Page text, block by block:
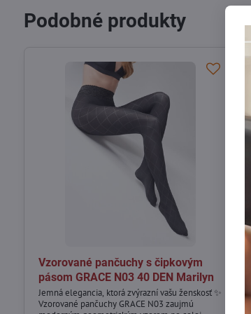
Podobné produkty
Vzorované pančuchy s čipkovým
pásom GRACE N03 40 DEN Marilyn
Jemná elegancia, ktorá zvýrazní vašu ženskosť ✨
Vzorované pančuchy GRACE N03 zaujmú